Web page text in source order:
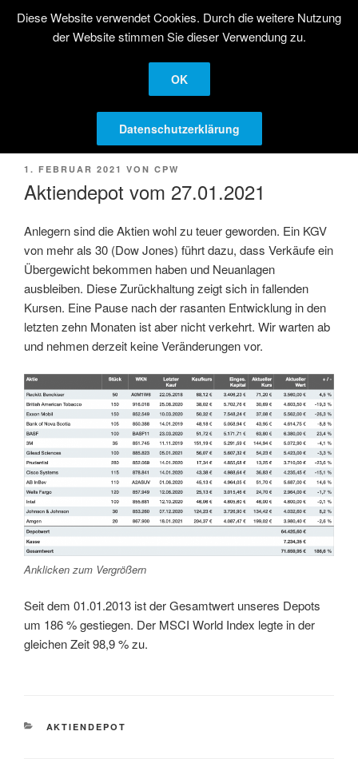
InhaltSTRATEGISCHE
AKTIENANLAGE
Langfristige Kapitalanlage in Aktien
Menü
VERÖFFENTLICHT
1. FEBRUAR 2021 VON CPW
Aktiendepot vom 27.01.2021
Anlegern sind die Aktien wohl zu teuer geworden. Ein KGV
von mehr als 30 (Dow Jones) führt dazu, dass Verkäufe ein
Übergewicht bekommen haben und Neuanlagen
ausbleiben. Diese Zurückhaltung zeigt sich in fallenden
Kursen. Eine Pause nach der rasanten Entwicklung in den
letzten zehn Monaten ist aber nicht verkehrt. Wir warten ab
und nehmen derzeit keine Veränderungen vor.
Anklicken zum Vergrößern
Seit dem 01.01.2013 ist der Gesamtwert unseres Depots
um 186 % gestiegen. Der MSCI World Index legte in der
gleichen Zeit 98,9 % zu.
KATEGORIEN
AKTIENDEPOT
Diese Website verwendet Cookies. Durch die weitere Nutzung
der Website stimmen Sie dieser Verwendung zu.
OK
Datenschutzerklärung